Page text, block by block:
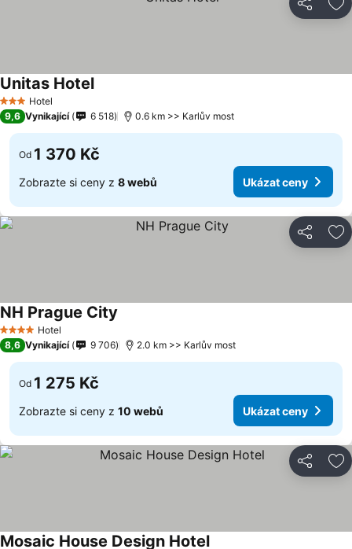
Sdílet
3 Počet hvězdiček
Hotel
Unitas Hotel
9,6 Vynikající 6 518 0.6 km >> Karlův most
Od 1 370 Kč
Zobrazte si ceny z 8 webů Ukázat ceny
Sdílet
4 Počet hvězdiček
Hotel
NH Prague City
8,6 Vynikající 9 706 2.0 km >> Karlův most
Od 1 275 Kč
Zobrazte si ceny z 10 webů Ukázat ceny
Sdílet
Mosaic House Design Hotel